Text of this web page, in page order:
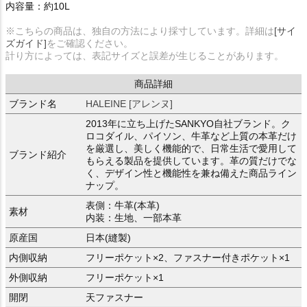
内容量：約10L
※こちらの商品は、独自の方法により採寸しています。詳細は[サイ
ズガイド]をご確認ください。
計り方によっては、表記サイズと誤差が生じることがあります。
商品詳細
ブランド名
HALEINE [アレンヌ]
ブランド紹介
2013年に立ち上げたSANKYO自社ブランド。ク
ロコダイル、パイソン、牛革など上質の本革だけ
を厳選し、美しく機能的で、日常生活で愛用して
もらえる製品を提供しています。革の質だけでな
く、デザイン性と機能性を兼ね備えた商品ライン
ナップ。
素材
表側：牛革(本革)
内装：生地、一部本革
原産国
日本(縫製)
内側収納
フリーポケット×2、ファスナー付きポケット×1
外側収納
フリーポケット×1
開閉
天ファスナー